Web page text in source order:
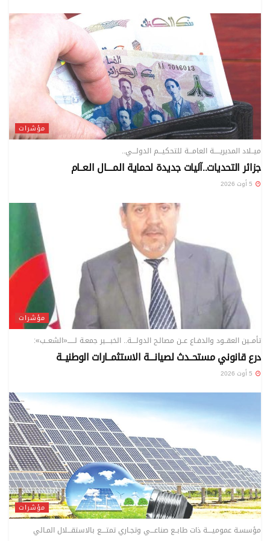
مؤشرات
ميــلاد المديريـــــة العامـــة للتحكيـــم الدولـــي..
جزائر التحديات..آليات جديدة لحماية المــــال العــام
مؤشرات
تأمــين العقــود والدفـاع عــن مصالـح الدولــــة.. الخبــــير جمعـة لــــــ«الشعــب»:
درع قانوني مستحــدث لصيانـــة الاستثمــارات الوطنيــة
مؤشرات
مؤسسـة عموميــــة ذات طابــع صناعـــي وتجـاري تمتــــع بالاستقـــلال المـالي